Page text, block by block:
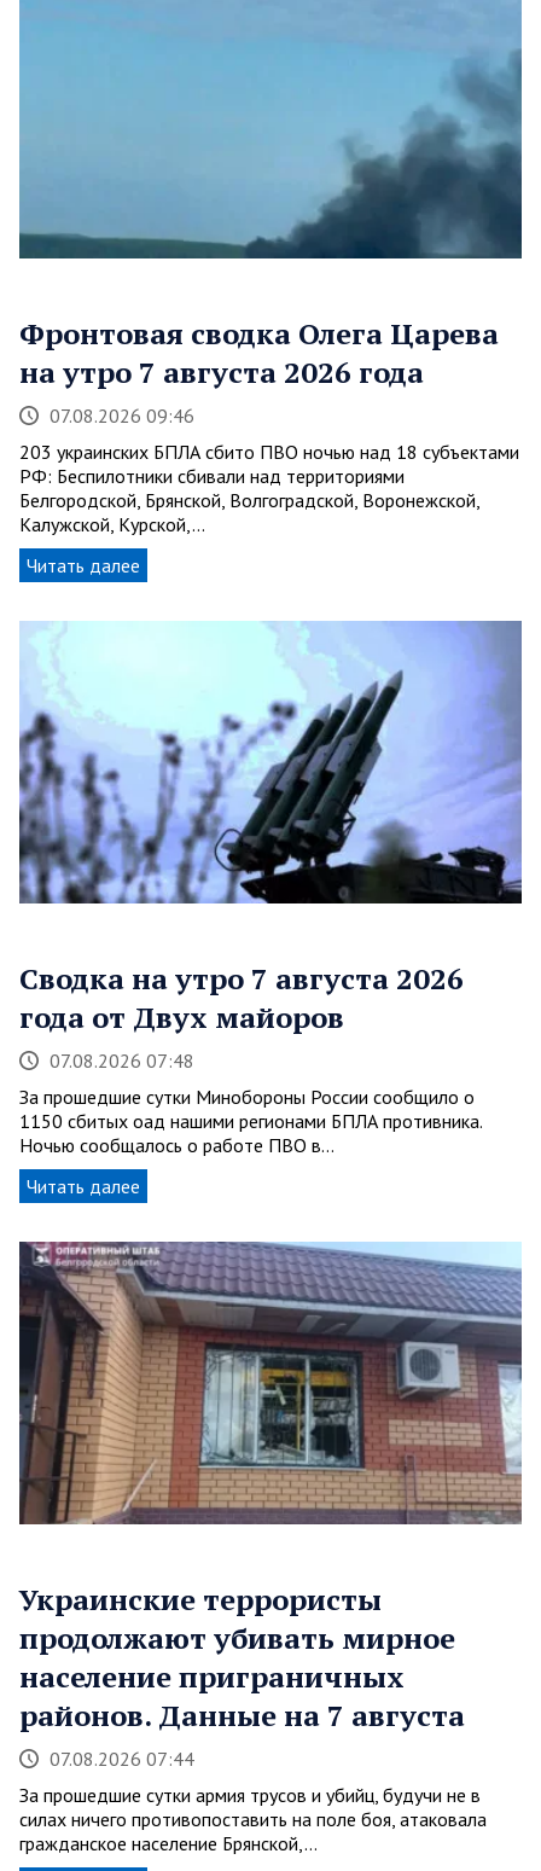
Фронтовая сводка Олега Царева
на утро 7 августа 2026 года
07.08.2026 09:46
203 украинских БПЛА сбито ПВО ночью над 18 субъектами
РФ: Беспилотники сбивали над территориями
Белгородской, Брянской, Волгоградской, Воронежской,
Калужской, Курской,…
Читать далее
Сводка на утро 7 августа 2026
года от Двух майоров
07.08.2026 07:48
За прошедшие сутки Минобороны России сообщило о
1150 сбитых оад нашими регионами БПЛА противника.
Ночью сообщалось о работе ПВО в…
Читать далее
Украинские террористы
продолжают убивать мирное
население приграничных
районов. Данные на 7 августа
07.08.2026 07:44
За прошедшие сутки армия трусов и убийц, будучи не в
силах ничего противопоставить на поле боя, атаковала
гражданское население Брянской,…